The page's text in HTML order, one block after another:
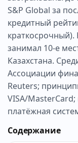
S&P Global за
кредитный
краткосрочный).
занимал 10-е
Казахстана.
Ассоциации
Reuters;
VISA/
платёжная
Содержание